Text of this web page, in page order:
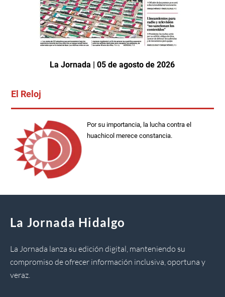
La Jornada | 05 de agosto de 2026
El Reloj
Por su importancia, la lucha contra el
huachicol merece constancia.
La Jornada Hidalgo
La Jornada lanza su edición digital, manteniendo su
compromiso de ofrecer información inclusiva, oportuna y
veraz.